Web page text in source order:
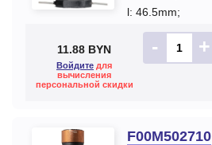
l: 46.5mm;
11.88 BYN
Войдите для
вычисления
персональной скидки
- +
F00M502710